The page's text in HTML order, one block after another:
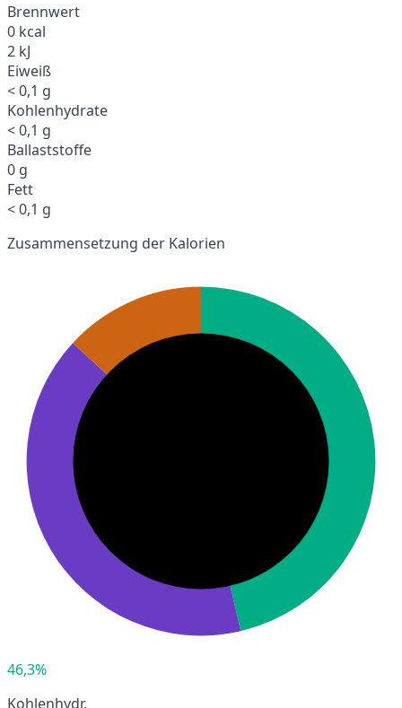
Brennwert
0 kcal
2 kJ
Eiweiß
< 0,1 g
Kohlenhydrate
< 0,1 g
Ballaststoffe
0 g
Fett
< 0,1 g
Zusammensetzung der Kalorien
46,3%
Kohlenhydr.